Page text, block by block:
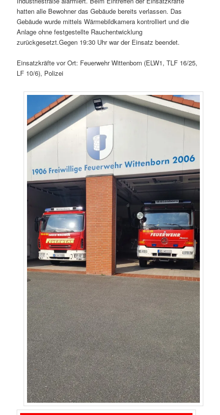
hatten alle Bewohner das Gebäude bereits verlassen. Das
Gebäude wurde mittels Wärmebildkamera kontrolliert und die
Anlage ohne festgestellte Rauchentwicklung
zurückgesetzt.Gegen 19:30 Uhr war der Einsatz beendet.
Einsatzkräfte vor Ort: Feuerwehr Wittenborn (ELW1, TLF 16/25,
LF 10/6), Polizei